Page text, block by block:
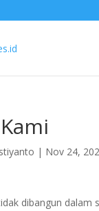
| Nov 24,
dibangun dalam